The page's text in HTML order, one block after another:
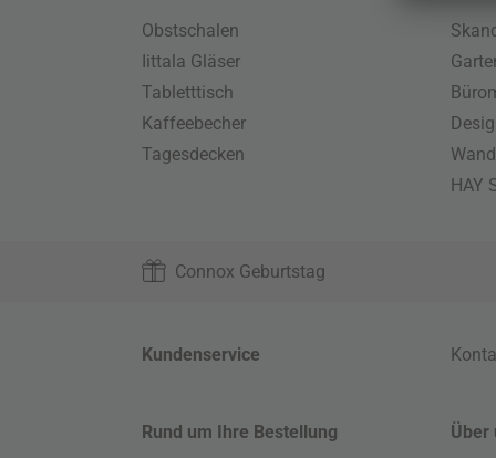
Obstschalen
Iittala Gläser
Tabletttisch
Kaffeebecher
Tagesdecken
HAY
Connox Geburtstag
Kundenservice
Rund um Ihre Bestellung Über